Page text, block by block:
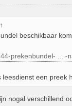
↑
beschikbaar
prekenbundel- ... -
leesdienst een preek
nogal verschillend